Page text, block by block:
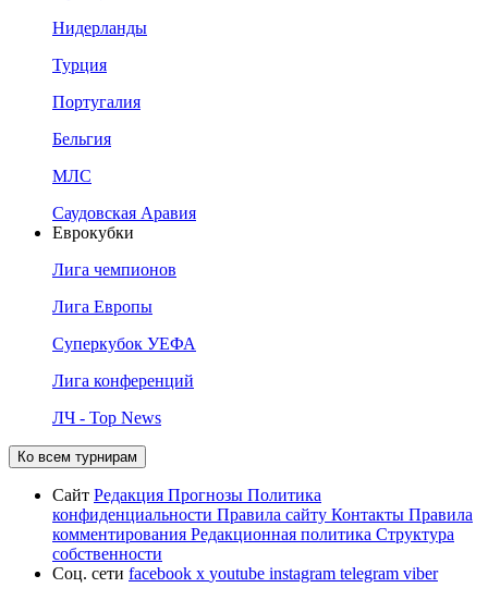
Нидерланды
Турция
Португалия
Бельгия
МЛС
Саудовская Аравия
Еврокубки
Лига чемпионов
Лига Европы
Суперкубок УЕФА
Лига конференций
ЛЧ - Top News
Ко всем турнирам
Сайт Редакция Прогнозы Политика
конфиденциальности Правила сайту Контакты Правила
комментирования Редакционная политика Структура
собственности
Соц. сети facebook x youtube instagram telegram viber